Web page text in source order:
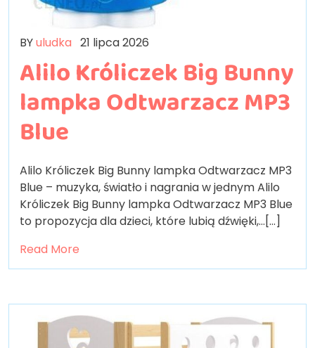
BYuludka 21 lipca 2026
Alilo Króliczek Big Bunny
lampka Odtwarzacz MP3
Blue
Alilo Króliczek Big Bunny lampka Odtwarzacz MP3
Blue – muzyka, światło i nagrania w jednym Alilo
Króliczek Big Bunny lampka Odtwarzacz MP3 Blue
to propozycja dla dzieci, które lubią dźwięki,…[...]
Read More